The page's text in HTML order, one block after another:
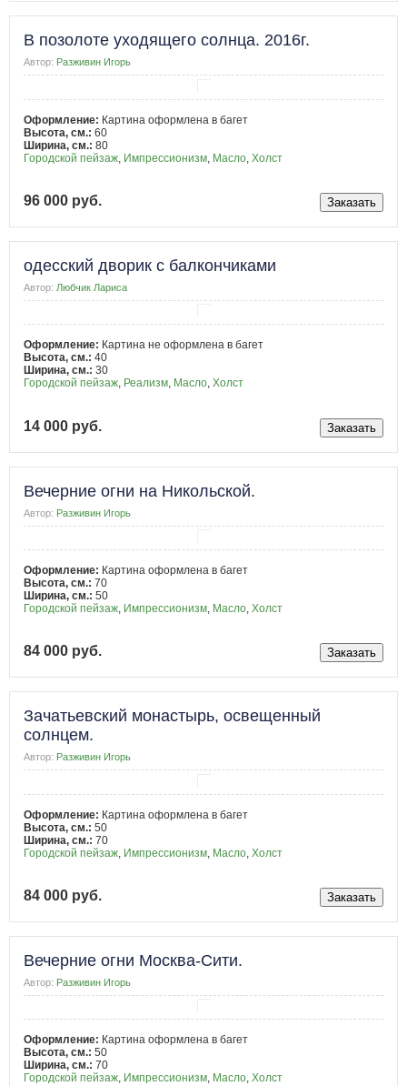
В позолоте уходящего солнца. 2016г.
Автор: Разживин Игорь
Оформление: Картина оформлена в багет
Высота, см.: 60
Ширина, см.: 80
Городской пейзаж Импрессионизм Масло Холст
96 000 руб.
одесский дворик с балкончиками
Автор: Любчик Лариса
Оформление: Картина не оформлена в багет
Высота, см.: 40
Ширина, см.: 30
Городской пейзаж, Реализм, Масло, Холст
14 000 руб.
Вечерние огни на Никольской.
Автор: Разживин Игорь
Оформление: Картина оформлена в багет
Высота, см.: 70
Ширина, см.: 50
Городской пейзаж, Импрессионизм, Масло, Холст
84 000 руб.
Зачатьевский монастырь, освещенный
солнцем.
Автор: Разживин Игорь
Оформление: Картина оформлена в багет
Высота, см.: 50
Ширина, см.: 70
Городской пейзаж Импрессионизм Масло Холст
84 000 руб.
Вечерние огни Москва-Сити.
Автор: Разживин Игорь
Оформление: Картина оформлена в багет
Высота, см.: 50
Ширина, см.: 70
Городской пейзаж, Импрессионизм, Масло, Холст